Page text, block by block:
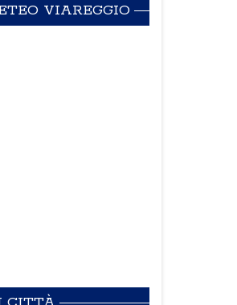
VIAREGGIO